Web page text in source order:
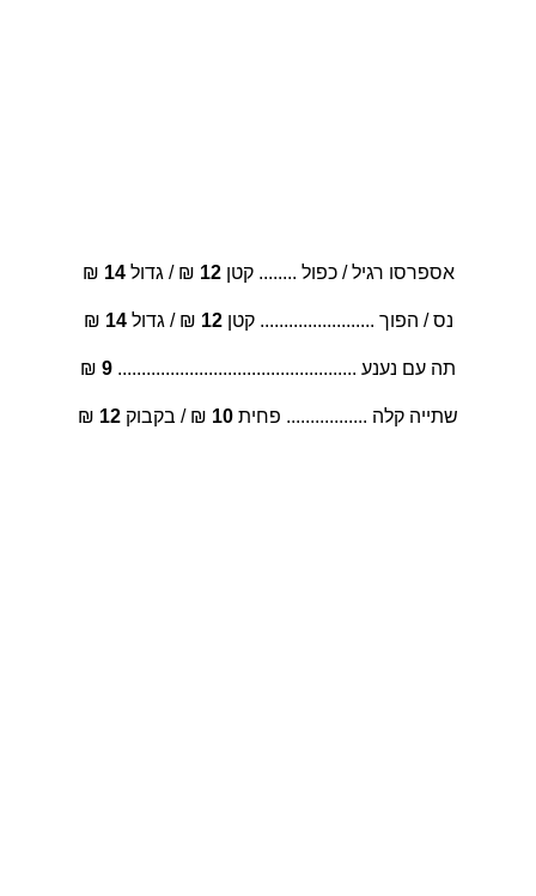
אספרסו רגיל / כפול ........ קטן 12 ₪ / גדול 14
₪
נס / הפוך ........................ קטן 12 ₪ / גדול 14
₪
תה עם נענע .................................................. 9
₪
שתייה קלה ................. פחית 10 ₪ / בקבוק 12
₪